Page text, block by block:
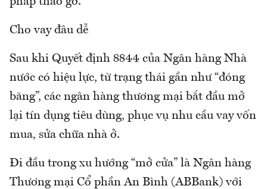
Cho vay đâu dễ
Sau khi Quyết định 8844 của Ngân hàng Nhà
nước có hiệu lực, từ trạng thái gần như “đóng
băng”, các ngân hàng thương mại bắt đầu mở
lại tín dụng tiêu dùng, phục vụ nhu cầu vay vốn
mua, sửa chữa nhà ở.
Đi đầu trong xu hướng “mở cửa” là Ngân hàng
Thương mại Cổ phần An Bình (ABBank) với